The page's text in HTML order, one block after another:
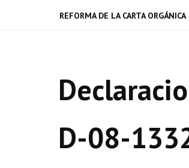
REFORMA DE LA CARTA ORGÁNICA
D-08-